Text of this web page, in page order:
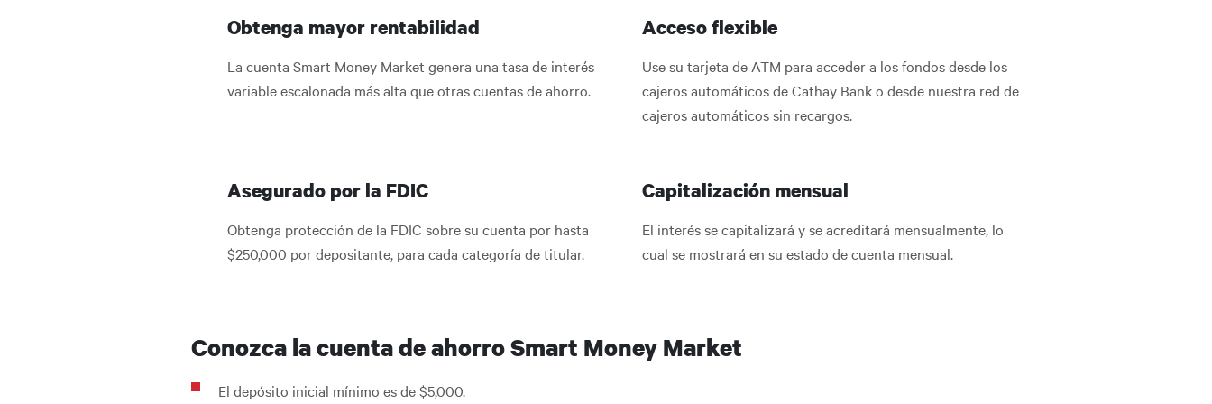
Obtenga mayor rentabilidad
La cuenta Smart Money Market genera una tasa de interés
variable escalonada más alta que otras cuentas de ahorro.
Acceso flexible
Use su tarjeta de ATM para acceder a los fondos desde los
cajeros automáticos de Cathay Bank o desde nuestra red de
cajeros automáticos sin recargos.
Asegurado por la FDIC
Obtenga protección de la FDIC sobre su cuenta por hasta
$250,000 por depositante, para cada categoría de titular.
Capitalización mensual
El interés se capitalizará y se acreditará mensualmente, lo
cual se mostrará en su estado de cuenta mensual.
Conozca la cuenta de ahorro Smart Money Market
El depósito inicial mínimo es de $5,000.